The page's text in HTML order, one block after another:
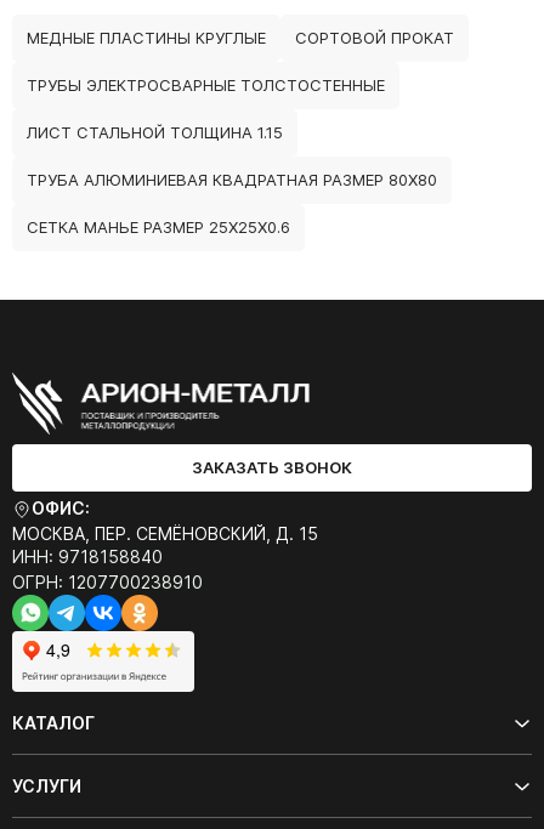
МЕДНЫЕ ПЛАСТИНЫ КРУГЛЫЕ СОРТОВОЙ ПРОКАТ
ТРУБЫ ЭЛЕКТРОСВАРНЫЕ ТОЛСТОСТЕННЫЕ
ЛИСТ СТАЛЬНОЙ ТОЛЩИНА 1.15
ТРУБА АЛЮМИНИЕВАЯ КВАДРАТНАЯ РАЗМЕР 80Х80
СЕТКА МАНЬЕ РАЗМЕР 25Х25Х0.6
ЗАКАЗАТЬ ЗВОНОК
ОФИС:
МОСКВА, ПЕР. СЕМЁНОВСКИЙ, Д. 15
ИНН: 9718158840
ОГРН: 1207700238910
КАТАЛОГ
УСЛУГИ